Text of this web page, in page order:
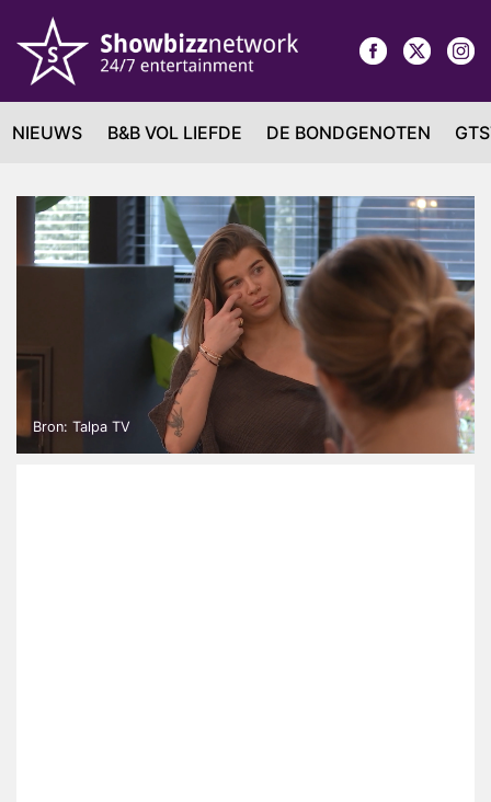
NIEUWS B&B VOL LIEFDE DE BONDGENOTEN
Bron: Talpa TV